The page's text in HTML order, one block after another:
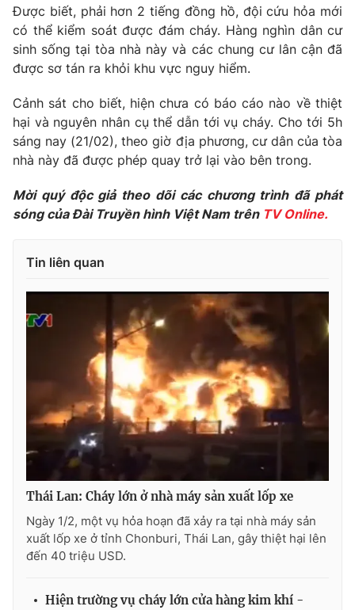
Giải sao mai
Sao
Làm đẹp
Chất lượng cuộc sống
Giáo dục
Tuyển sinh
Học trực tuyến
Công nghệ
Sản phẩm
Thị trường
Giao lưu trực tuyến
Lịch phát sóng
Chuyên mục khác
Video Shorts video
VTV Money VTV Thể thao
VTV Sức khoẻ Bất động sản
Thị trường 24h Tấm lòng Việt
VTV9
Liên hệ tòa soạn English
Được biết, phải hơn 2 tiếng đồng hồ, đội cứu hỏa mới
có thể kiểm soát được đám cháy. Hàng nghìn dân cư
sinh sống tại tòa nhà này và các chung cư lân cận đã
được sơ tán ra khỏi khu vực nguy hiểm.
Cảnh sát cho biết, hiện chưa có báo cáo nào về thiệt
hại và nguyên nhân cụ thể dẫn tới vụ cháy. Cho tới 5h
sáng nay (21/02), theo giờ địa phương, cư dân của tòa
nhà này đã được phép quay trở lại vào bên trong.
Mời quý độc giả theo dõi các chương trình đã phát
sóng của Đài Truyền hình Việt Nam trên TV Online.
Tin liên quan
Thái Lan: Cháy lớn ở nhà máy sản xuất lốp xe
Ngày 1/2, một vụ hỏa hoạn đã xảy ra tại nhà máy sản
xuất lốp xe ở tỉnh Chonburi, Thái Lan, gây thiệt hại lên
đến 40 triệu USD.
Hiện trường vụ cháy lớn cửa hàng kim khí -